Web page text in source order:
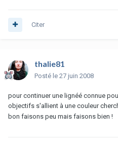
Citer
thalie81
Posté le 27 juin 2008
pour continuer une lignéé connue
objectifs s'allient à une couleur
bon faisons peu mais faisons bien !